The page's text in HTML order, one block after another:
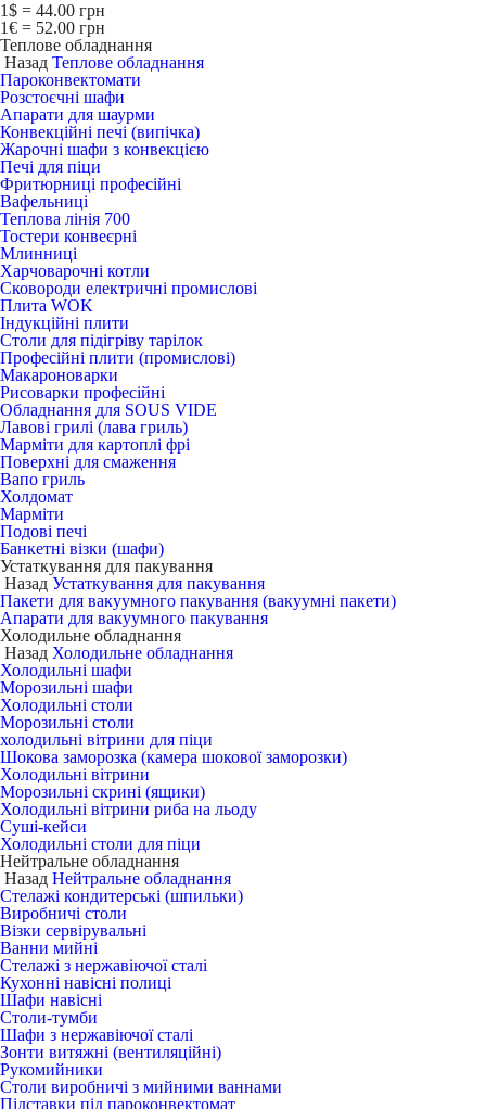
1$ = 44.00 грн
1€ = 52.00 грн
Теплове обладнання
Назад Теплове обладнання
Пароконвектомати
Розстоєчні шафи
Апарати для шаурми
Конвекційні печі (випічка)
Жарочні шафи з конвекцією
Печі для піци
Фритюрниці професійні
Вафельниці
Теплова лінія 700
Тостери конвеєрні
Млинниці
Харчоварочні котли
Сковороди електричні промислові
Плита WOK
Індукційні плити
Столи для підігріву тарілок
Професійні плити (промислові)
Макароноварки
Рисоварки професійні
Обладнання для SOUS VIDE
Лавові грилі (лава гриль)
Марміти для картоплі фрі
Поверхні для смаження
Вапо гриль
Холдомат
Марміти
Подові печі
Банкетні візки (шафи)
Устаткування для пакування
Назад Устаткування для пакування
Пакети для вакуумного пакування (вакуумні пакети)
Апарати для вакуумного пакування
Холодильне обладнання
Назад Холодильне обладнання
Холодильні шафи
Морозильні шафи
Холодильні столи
Морозильні столи
холодильні вітрини для піци
Шокова заморозка (камера шокової заморозки)
Холодильні вітрини
Морозильні скрині (ящики)
Холодильні вітрини риба на льоду
Суші-кейси
Холодильні столи для піци
Нейтральне обладнання
Назад Нейтральне обладнання
Стелажі кондитерські (шпильки)
Виробничі столи
Візки сервірувальні
Ванни мийні
Стелажі з нержавіючої сталі
Кухонні навісні полиці
Шафи навісні
Столи-тумби
Шафи з нержавіючої сталі
Зонти витяжні (вентиляційні)
Рукомийники
Столи виробничі з мийними ваннами
Підставки під пароконвектомат